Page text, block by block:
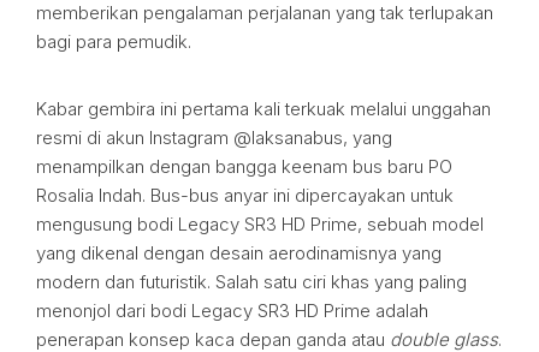
memberikan pengalaman perjalanan yang tak terlupakan
bagi para pemudik.
Kabar gembira ini pertama kali terkuak melalui unggahan
resmi di akun Instagram @laksanabus, yang
menampilkan dengan bangga keenam bus baru PO
Rosalia Indah. Bus-bus anyar ini dipercayakan untuk
mengusung bodi Legacy SR3 HD Prime, sebuah model
yang dikenal dengan desain aerodinamisnya yang
modern dan futuristik. Salah satu ciri khas yang paling
menonjol dari bodi Legacy SR3 HD Prime adalah
penerapan konsep kaca depan ganda atau double glass.